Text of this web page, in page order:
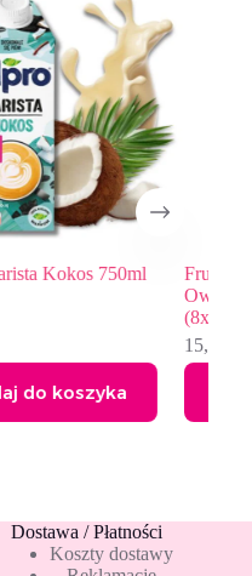
FruitFunk Świnka Peppa
Owocowa przekąska mango
Dodaj do koszyka
Dostawa / Płatności
Koszty dostawy